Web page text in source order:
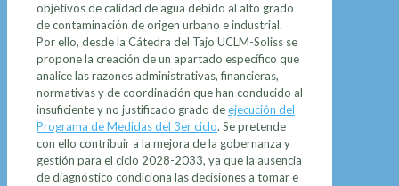
objetivos de calidad de agua debido al alto grado
de contaminación de origen urbano e industrial.
Por ello, desde la Cátedra del Tajo UCLM-Soliss se
propone la creación de un apartado específico que
analice las razones administrativas, financieras,
normativas y de coordinación que han conducido al
insuficiente y no justificado grado deejecución del
Programa de Medidas del 3er ciclo. Se pretende
con ello contribuir a la mejora de la gobernanza y
gestión para el ciclo 2028-2033, ya que la ausencia
de diagnóstico condiciona las decisiones a tomar e